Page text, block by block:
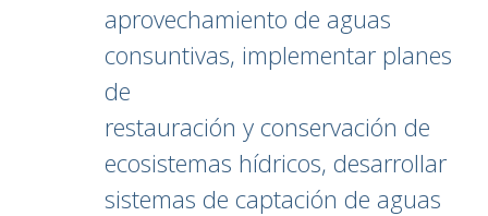
aprovechamiento de aguas
consuntivas, implementar planes
de
restauración y conservación de
ecosistemas hídricos, desarrollar
sistemas de captación de aguas